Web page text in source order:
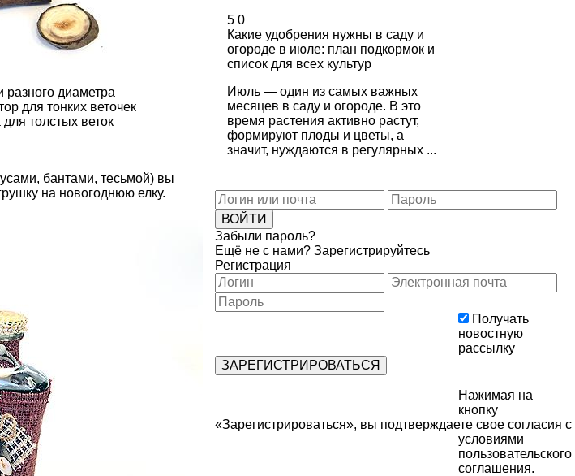
разного диаметра
для тонких веточек
для толстых веток
бантами, тесьмой) вы
на новогоднюю елку.
5 0
Какие удобрения нужны в саду и
огороде в июле: план подкормок и
список для всех культур
Июль — один из самых важных
месяцев в саду и огороде. В это
время растения активно растут,
формируют плоды и цветы, а
значит, нуждаются в регулярных ...
Забыли пароль?
Ещё не с нами? Зарегистрируйтесь
Регистрация
Получать
новостную
рассылку
Нажимая на
кнопку
«Зарегистрироваться», вы подтверждаете свое согласия с
условиями
пользовательского
соглашения.